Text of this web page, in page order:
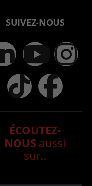
SUIVEZ-NOUS
ÉCOUTEZ-
NOUS aussi
sur..